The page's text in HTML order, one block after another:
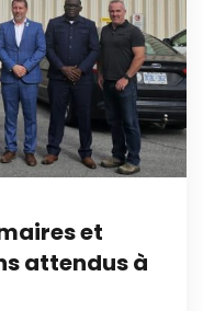
et
attendus à